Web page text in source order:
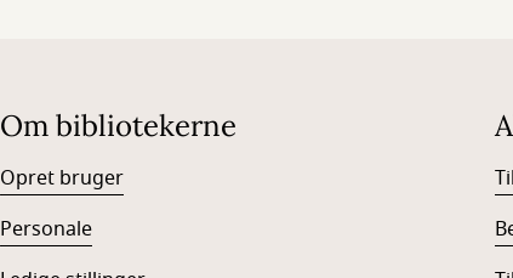
Om bibliotekerne
Opret bruger
Personale